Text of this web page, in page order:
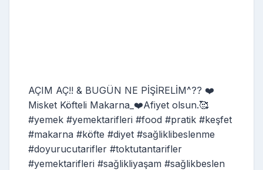
AÇIM AÇ!! & BUGÜN NE PİŞİRELİM^?? ❤️
Misket Köfteli Makarna_❤️Afiyet olsun.🥰
#yemek #yemektarifleri #food #pratik #keşfet
#makarna #köfte #diyet #sağliklibeslenme
#doyurucutarifler #toktutantarifler
#yemektarifleri #sağlikliyaşam #sağlikbeslen